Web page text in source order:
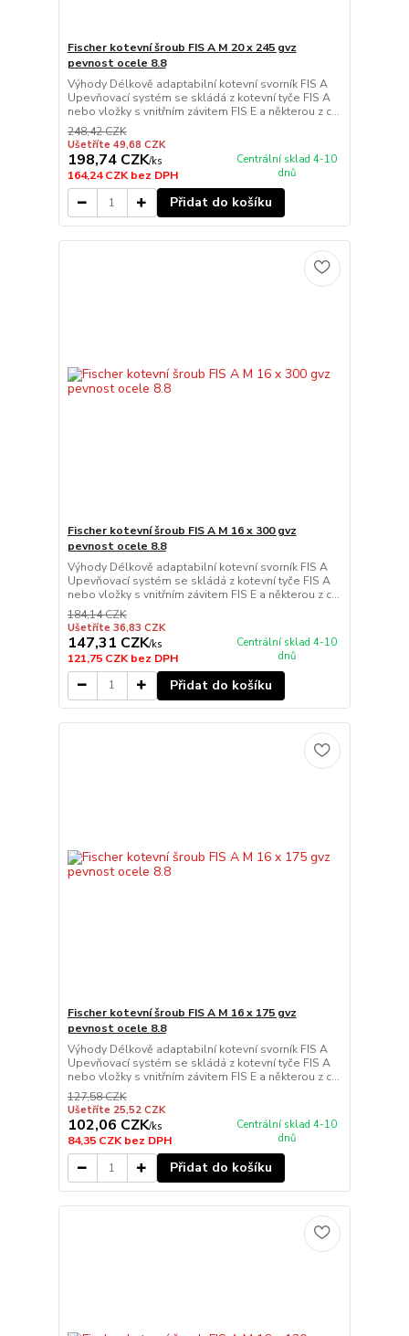
Fischer kotevní šroub FIS A M 20 x 245 gvz
pevnost ocele 8.8
Výhody Délkově adaptabilní kotevní svorník FIS A
Upevňovací systém se skládá z kotevní tyče FIS A
nebo vložky s vnitřním závitem FIS E a některou z c...
248,42 CZK
Ušetříte 49,68 CZK
198,74 CZK/ks
164,24 CZKbez DPH
Centrální sklad 4-10
dnů
Přidat do košíku
Fischer kotevní šroub FIS A M 16 x 300 gvz
pevnost ocele 8.8
Výhody Délkově adaptabilní kotevní svorník FIS A
Upevňovací systém se skládá z kotevní tyče FIS A
nebo vložky s vnitřním závitem FIS E a některou z c...
184,14 CZK
Ušetříte 36,83 CZK
147,31 CZK/ks
121,75 CZKbez DPH
Centrální sklad 4-10
dnů
Přidat do košíku
Fischer kotevní šroub FIS A M 16 x 175 gvz
pevnost ocele 8.8
Výhody Délkově adaptabilní kotevní svorník FIS A
Upevňovací systém se skládá z kotevní tyče FIS A
nebo vložky s vnitřním závitem FIS E a některou z c...
127,58 CZK
Ušetříte 25,52 CZK
102,06 CZK/ks
84,35 CZKbez DPH
Centrální sklad 4-10
dnů
Přidat do košíku